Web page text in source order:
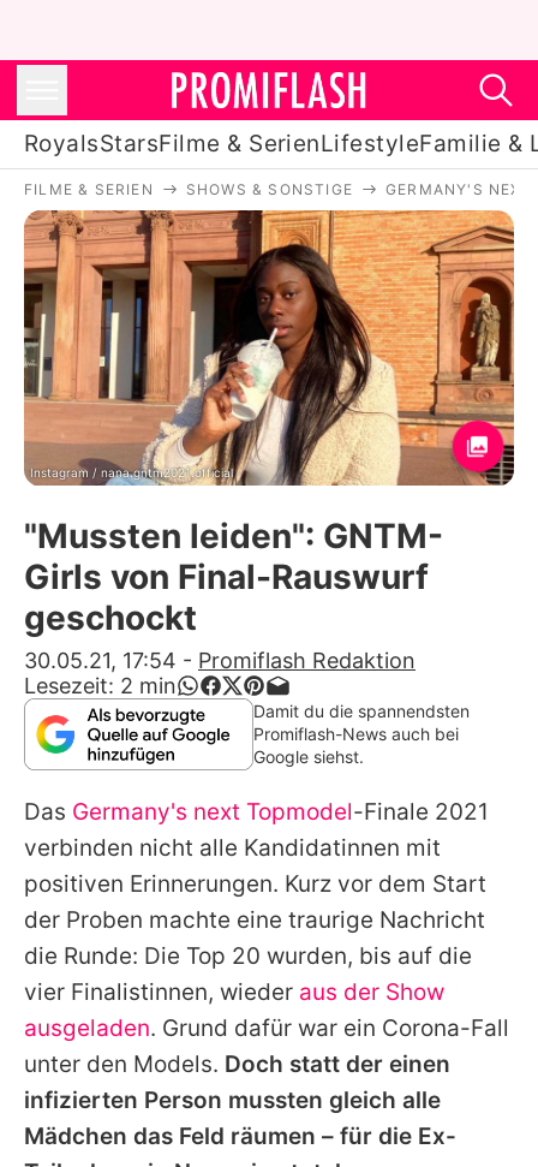
RoyalsStarsFilme & SerienLifestyleFamilie &
Royals
Stars
Filme & Serien
Lifestyle
Familie & Liebe
Promiflash Exklusiv
Alle Themen auf Promiflash
App runterladen
Team
Redaktionelle Richtlinien
Impressum
Datenschutzerklärung
Nutzungsbedingungen
Utiq verwalten
FILME & SERIEN SHOWS & SONSTIGE GERMANY'S NEXT
Instagram / nana.gntm2021.official
"Mussten leiden": GNTM-
Girls von Final-Rauswurf
geschockt
30.05.21, 17:54 - Promiflash Redaktion
Lesezeit: 2 min
Damit du die spannendsten
Promiflash-News auch bei
Google siehst.
Das Germany's next Topmodel-Finale 2021
verbinden nicht alle Kandidatinnen mit
positiven Erinnerungen. Kurz vor dem Start
der Proben machte eine traurige Nachricht
die Runde: Die Top 20 wurden, bis auf die
vier Finalistinnen, wieder aus der Show
ausgeladen. Grund dafür war ein Corona-Fall
unter den Models. Doch statt der einen
infizierten Person mussten gleich alle
Mädchen das Feld räumen – für die Ex-